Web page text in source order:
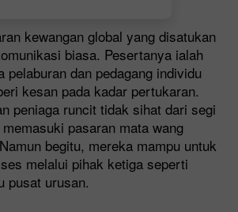
kewangan global yang disatukan
biasa. Pesertanya ialah
pelaburan dan pedagang individu
kesan pada kadar pertukaran.
peniaga runcit tidak sihat dari segi
pasaran mata wang
begitu, mereka mampu untuk
melalui pihak ketiga seperti
pusat urusan.